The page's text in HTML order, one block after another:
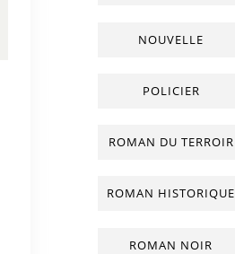
NOUVELLE
POLICIER
ROMAN DU TERROIR
ROMAN HISTORIQUE
ROMAN NOIR